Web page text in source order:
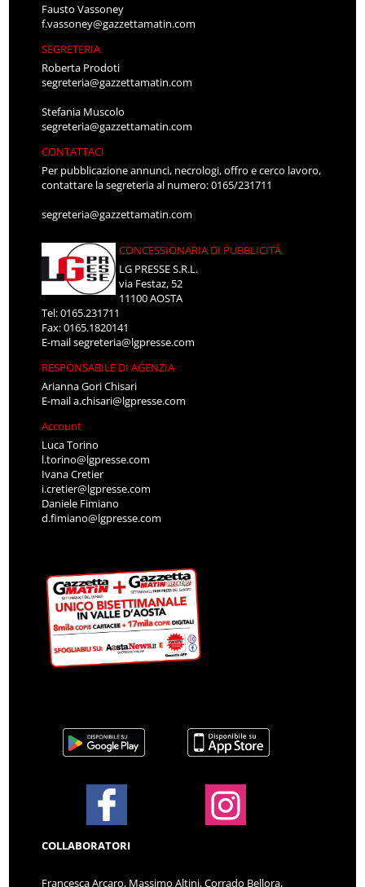
Fausto Vassoney
f.vassoney@gazzettamatin.com
SEGRETERIA
Roberta Prodoti
segreteria@gazzettamatin.com
Stefania Muscolo
segreteria@gazzettamatin.com
CONTATTACI
Per pubblicazione annunci, necrologi, offro e cerco lavoro,
contattare la segreteria al numero: 0165/231711
segreteria@gazzettamatin.com
CONCESSIONARIA DI PUBBLICITÀ
LG PRESSE S.R.L.
via Festaz, 52
11100 AOSTA
Tel: 0165.231711
Fax: 0165.1820141
E-mailsegreteria@lgpresse.com
RESPONSABILE DI AGENZIA
Arianna Gori Chisari
E-maila.chisari@lgpresse.com
Account
Luca Torino
l.torino@lgpresse.com
Ivana Cretier
i.cretier@lgpresse.com
Daniele Fimiano
d.fimiano@lgpresse.com
COLLABORATORI
Francesca Arcaro, Massimo Altini, Corrado Bellora,